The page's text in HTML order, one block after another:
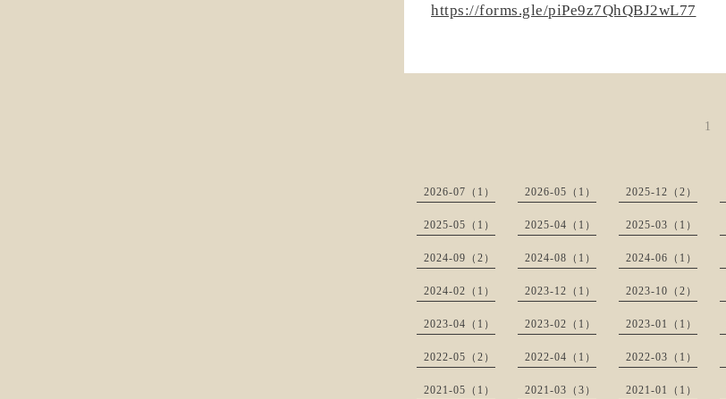
https://forms.gle/piPe9z7QhQBJ2wL77
1
2026-07（1） 2026-05（1） 2025-12（2）
2025-05（1） 2025-04（1） 2025-03（1）
2024-09（2） 2024-08（1） 2024-06（1）
2024-02（1） 2023-12（1） 2023-10（2）
2023-04（1） 2023-02（1） 2023-01（1）
2022-05（2） 2022-04（1） 2022-03（1）
2021-05（1） 2021-03（3） 2021-01（1）